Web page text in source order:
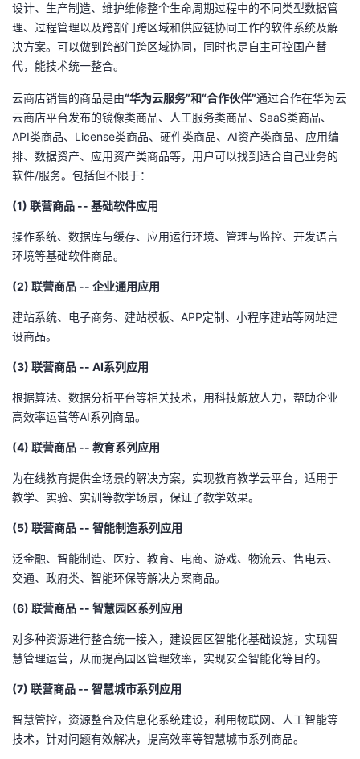
设计、生产制造、维护维修整个生命周期过程中的不同类型数据管
理、过程管理以及跨部门跨区域和供应链协同工作的软件系统及解
决方案。可以做到跨部门跨区域协同，同时也是自主可控国产替
代，能技术统一整合。
云商店销售的商品是由“华为云服务”和“合作伙伴”通过合作在华为云
云商店平台发布的镜像类商品、人工服务类商品、SaaS类商品、
API类商品、License类商品、硬件类商品、AI资产类商品、应用编
排、数据资产、应用资产类商品等， 用户可以找到适合自己业务的
软件/服务。 包括但不限于：
(1) 联营商品 -- 基础软件应用
操作系统、数据库与缓存、应用运行环境、管理与监控、开发语言
环境等基础软件商品。
(2) 联营商品 -- 企业通用应用
建站系统、电子商务、建站模板、APP定制、小程序建站等网站建
设商品。
(3) 联营商品 -- AI系列应用
根据算法、数据分析平台等相关技术，用科技解放人力，帮助企业
高效率运营等AI系列商品。
(4) 联营商品 -- 教育系列应用
为在线教育提供全场景的解决方案，实现教育教学云平台，适用于
教学、实验、实训等教学场景，保证了教学效果。
(5) 联营商品 -- 智能制造系列应用
泛金融、智能制造、医疗、教育、电商、游戏、物流云、售电云、
交通、政府类、智能环保等解决方案商品。
(6) 联营商品 -- 智慧园区系列应用
对多种资源进行整合统一接入，建设园区智能化基础设施，实现智
慧管理运营，从而提高园区管理效率，实现安全智能化等目的。
(7) 联营商品 -- 智慧城市系列应用
智慧管控，资源整合及信息化系统建设，利用物联网、人工智能等
技术，针对问题有效解决，提高效率等智慧城市系列商品。